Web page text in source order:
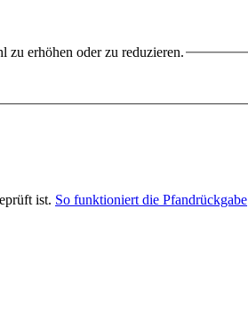
zu erhöhen oder zu reduzieren.
ist. So funktioniert die Pfandrückgabe